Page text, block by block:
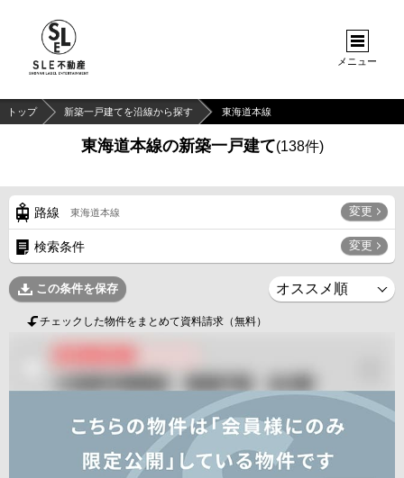
メニュー
トップ 新築一戸建てを沿線から探す 東海道本線
東海道本線の新築一戸建て(138件)
路線 東海道本線 変更
検索条件 変更
この条件を保存
チェックした物件をまとめて資料請求（無料）